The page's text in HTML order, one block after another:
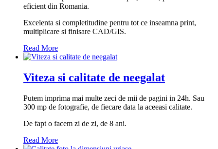
eficient din Romania.
Excelenta si completitudine pentru tot ce inseamna print,
multiplicare si finisare CAD/GIS.
Read More
Viteza si calitate de neegalat
Putem imprima mai multe zeci de mii de pagini in 24h. Sau
300 mp de fotografie, de fiecare data la aceeasi calitate.
De fapt o facem zi de zi, de 8 ani.
Read More